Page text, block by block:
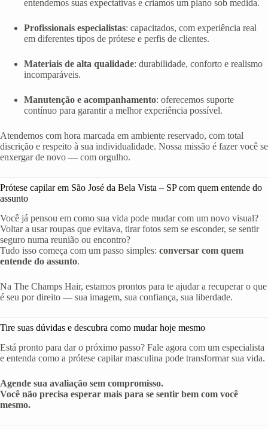
entendemos suas expectativas e criamos um plano sob medida.
Profissionais especialistas: capacitados, com experiência real
em diferentes tipos de prótese e perfis de clientes.
Materiais de alta qualidade: durabilidade, conforto e realismo
incomparáveis.
Manutenção e acompanhamento: oferecemos suporte
contínuo para garantir a melhor experiência possível.
Atendemos com hora marcada em ambiente reservado, com total
discrição e respeito à sua individualidade. Nossa missão é fazer você se
enxergar de novo — com orgulho.
Prótese capilar em São José da Bela Vista – SP com quem entende do
assunto
Você já pensou em como sua vida pode mudar com um novo visual?
Voltar a usar roupas que evitava, tirar fotos sem se esconder, se sentir
seguro numa reunião ou encontro?
Tudo isso começa com um passo simples: conversar com quem
entende do assunto.
Na The Champs Hair, estamos prontos para te ajudar a recuperar o que
é seu por direito — sua imagem, sua confiança, sua liberdade.
Tire suas dúvidas e descubra como mudar hoje mesmo
Está pronto para dar o próximo passo? Fale agora com um especialista
e entenda como a prótese capilar masculina pode transformar sua vida.
Agende sua avaliação sem compromisso.
Você não precisa esperar mais para se sentir bem com você
mesmo.